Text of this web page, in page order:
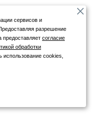
сервисов и
разрешение
предоставляетсогласие
обработки
использование cookies,